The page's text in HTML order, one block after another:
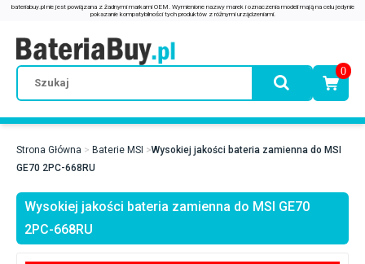
0
Strona Główna Baterie MSI
Wysokiej jakości bateria zamienna do MSI
GE70 2PC-668RU
Wysokiej jakości bateria zamienna do MSI GE70
2PC-668RU